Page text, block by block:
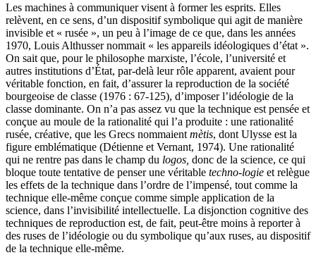
Les machines à communiquer visent à former les esprits. Elles
relèvent, en ce sens, d’un dispositif symbolique qui agit de manière
invisible et « rusée », un peu à l’image de ce que, dans les années
1970, Louis Althusser nommait « les appareils idéologiques d’état ».
On sait que, pour le philosophe marxiste, l’école, l’université et
autres institutions d’État, par-delà leur rôle apparent, avaient pour
véritable fonction, en fait, d’assurer la reproduction de la société
bourgeoise de classe (1976 : 67-125), d’imposer l’idéologie de la
classe dominante. On n’a pas assez vu que la technique est pensée et
conçue au moule de la rationalité qui l’a produite : une rationalité
rusée, créative, que les Grecs nommaient mètis, dont Ulysse est la
figure emblématique (Détienne et Vernant, 1974). Une rationalité
qui ne rentre pas dans le champ du logos, donc de la science, ce qui
bloque toute tentative de penser une véritable techno-logie et relègue
les effets de la technique dans l’ordre de l’impensé, tout comme la
technique elle-même conçue comme simple application de la
science, dans l’invisibilité intellectuelle. La disjonction cognitive des
techniques de reproduction est, de fait, peut-être moins à reporter à
des ruses de l’idéologie ou du symbolique qu’aux ruses, au dispositif
de la technique elle-même.